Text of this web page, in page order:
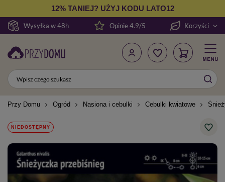
Wysyłka w 48h
12% TANIEJ? UŻYJ KODU LATO12
Opinie 4.9/5 Korzyści
Przy Domu Ogród Nasiona i cebulki Cebulki kwiatowe
NIEDOSTĘPNY